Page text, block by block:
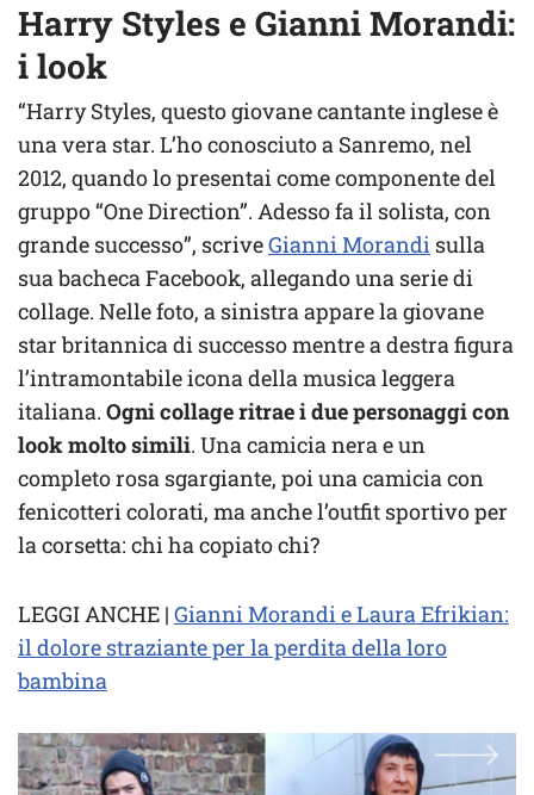
Harry Styles e Gianni Morandi:
i look
“Harry Styles, questo giovane cantante inglese è
una vera star. L’ho conosciuto a Sanremo, nel
2012, quando lo presentai come componente del
gruppo “One Direction”. Adesso fa il solista, con
grande successo”, scriveGianni Morandi sulla
sua bacheca Facebook, allegando una serie di
collage. Nelle foto, a sinistra appare la giovane
star britannica di successo mentre a destra figura
l’intramontabile icona della musica leggera
italiana. Ogni collage ritrae i due personaggi con
look molto simili. Una camicia nera e un
completo rosa sgargiante, poi una camicia con
fenicotteri colorati, ma anche l’outfit sportivo per
la corsetta: chi ha copiato chi?
LEGGI ANCHE | Gianni Morandi e Laura Efrikian:
il dolore straziante per la perdita della loro
bambina